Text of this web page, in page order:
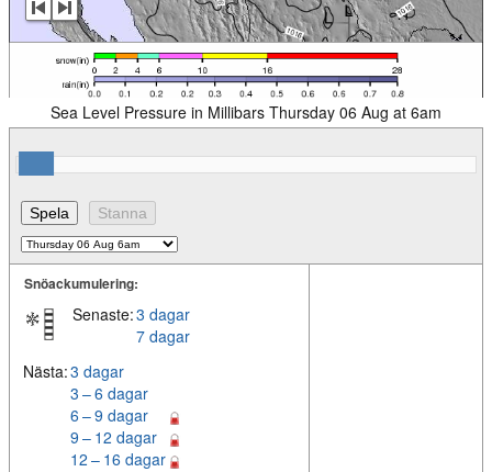
Sea Level Pressure in Millibars Thursday 06 Aug at 6am
Snöackumulering:
Senaste:3 dagar
7 dagar
Nästa:3 dagar
3 – 6 dagar
6 – 9 dagar
9 – 12 dagar
12 – 16 dagar